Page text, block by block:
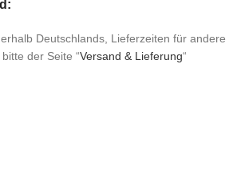
Deutschlands, Lieferzeiten für andere
der Seite “Versand & Lieferung“